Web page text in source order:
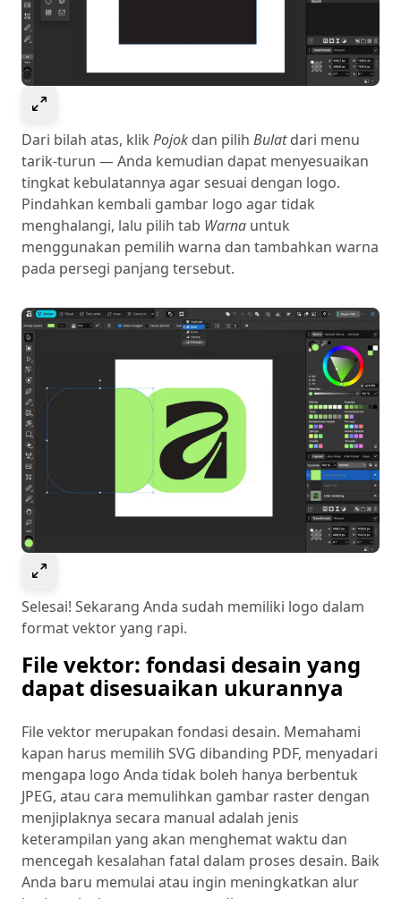
Dari bilah atas, klik Pojok dan pilih Bulatdari menu
tarik-turun — Anda kemudian dapat menyesuaikan
tingkat kebulatannya agar sesuai dengan logo.
Pindahkan kembali gambar logo agar tidak
menghalangi, lalu pilih tab Warna untuk
menggunakan pemilih warna dan tambahkan warna
pada persegi panjang tersebut.
Selesai! Sekarang Anda sudah memiliki logo dalam
format vektor yang rapi.
File vektor: fondasi desain yang
dapat disesuaikan ukurannya
File vektor merupakan fondasi desain. Memahami
kapan harus memilih SVG dibanding PDF, menyadari
mengapa logo Anda tidak boleh hanya berbentuk
JPEG, atau cara memulihkan gambar raster dengan
menjiplaknya secara manual adalah jenis
keterampilan yang akan menghemat waktu dan
mencegah kesalahan fatal dalam proses desain. Baik
Anda baru memulai atau ingin meningkatkan alur